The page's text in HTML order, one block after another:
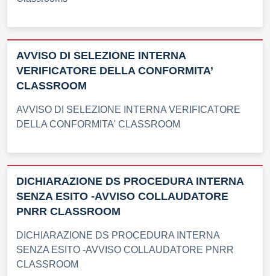
AVVISO DI SELEZIONE INTERNA
VERIFICATORE DELLA CONFORMITA’
CLASSROOM
AVVISO DI SELEZIONE INTERNA VERIFICATORE
DELLA CONFORMITA' CLASSROOM
DICHIARAZIONE DS PROCEDURA INTERNA
SENZA ESITO -AVVISO COLLAUDATORE
PNRR CLASSROOM
DICHIARAZIONE DS PROCEDURA INTERNA
SENZA ESITO -AVVISO COLLAUDATORE PNRR
CLASSROOM